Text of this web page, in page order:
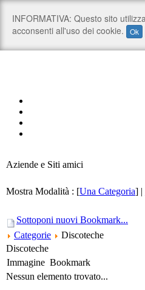
Aziende e Siti amici
Mostra Modalità : [Una Categoria] |
Sottoponi nuovi Bookmark...
Categorie
Discoteche
Discoteche
Immagine Bookmark
Nessun elemento trovato...